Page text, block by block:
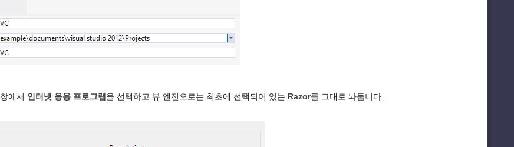
창에서 인터넷 응용 프로그램 을 선택하고 뷰 엔진으로는 최초에 선택되어 있는 Razor를 그대로 놔둡니다.